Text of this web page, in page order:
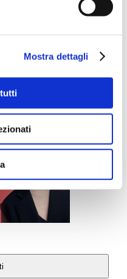
Mostra dettagli